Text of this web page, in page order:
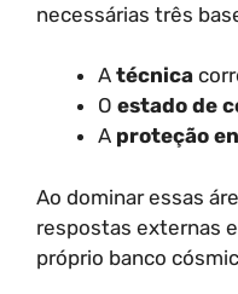
necessárias três
A técnica
O estado de
A proteção
Ao dominar essas
respostas externas
próprio banco